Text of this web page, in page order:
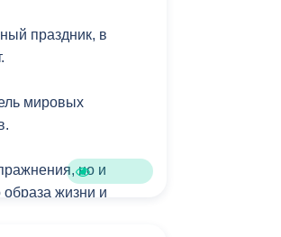
праздник, в
мировых
но и
образа жизни и